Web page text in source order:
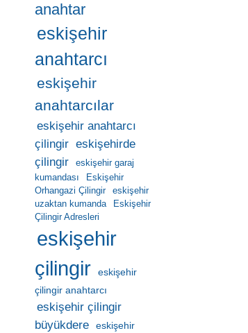
anahtar
eskişehir
anahtarcı
eskişehir
anahtarcılar
eskişehir anahtarcı
çilingir eskişehirde
çilingir
eskişehir garaj
kumandası
Eskişehir
Orhangazi Çilingir
eskişehir
uzaktan kumanda
Eskişehir
Çilingir Adresleri
eskişehir
çilingir
eskişehir
çilingir anahtarcı
eskişehir çilingir
büyükdere
eskişehir